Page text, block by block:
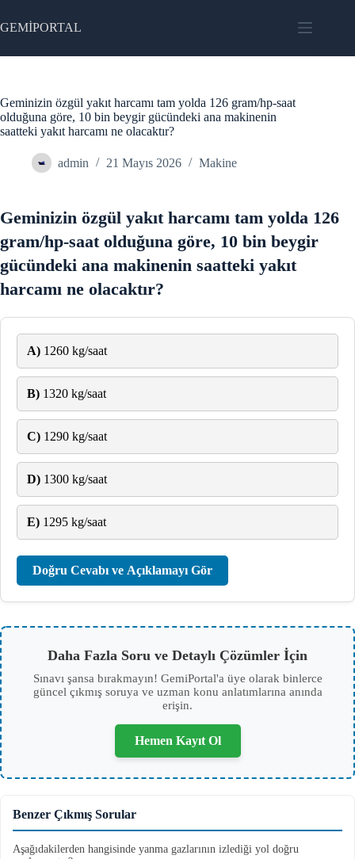
to
content
GEMİPORTAL
Geminizin özgül yakıt harcamı tam yolda 126 gram/hp-saat
olduğuna göre, 10 bin beygir gücündeki ana makinenin
saatteki yakıt harcamı ne olacaktır?
admin 21 Mayıs 2026 Makine
Geminizin özgül yakıt harcamı tam yolda 126
gram/hp-saat olduğuna göre, 10 bin beygir
gücündeki ana makinenin saatteki yakıt
harcamı ne olacaktır?
A) 1260 kg/saat
B) 1320 kg/saat
C) 1290 kg/saat
D) 1300 kg/saat
E) 1295 kg/saat
Doğru Cevabı ve Açıklamayı Gör
Daha Fazla Soru ve Detaylı Çözümler İçin
Sınavı şansa bırakmayın! GemiPortal'a üye olarak binlerce
güncel çıkmış soruya ve uzman konu anlatımlarına anında
erişin.
Hemen Kayıt Ol
Benzer Çıkmış Sorular
Aşağıdakilerden hangisinde yanma gazlarının izlediği yol doğru